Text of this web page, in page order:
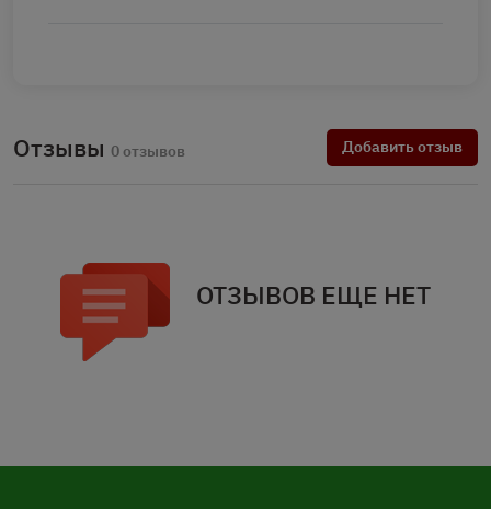
Отзывы 0 отзывов Добавить отзыв
ОТЗЫВОВ ЕЩЕ НЕТ